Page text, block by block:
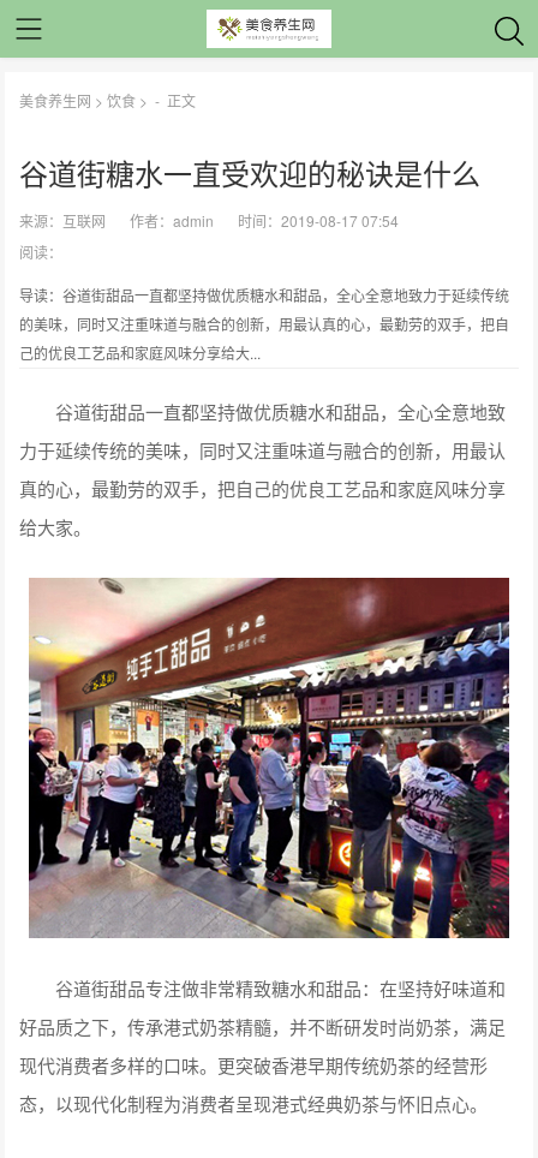
美食养生网 >饮食 > - 正文
谷道街糖水一直受欢迎的秘诀是什么
来源： 互联网 作者：admin
时间：2019-08-17 07:54
阅读：
导读：谷道街甜品一直都坚持做优质糖水和甜品，全心全意地致力于延续传统
的美味，同时又注重味道与融合的创新，用最认真的心，最勤劳的双手，把自
己的优良工艺品和家庭风味分享给大...
谷道街甜品一直都坚持做优质糖水和甜品，全心全意地致
力于延续传统的美味，同时又注重味道与融合的创新，用最认
真的心，最勤劳的双手，把自己的优良工艺品和家庭风味分享
给大家。
谷道街甜品专注做非常精致糖水和甜品：在坚持好味道和
好品质之下，传承港式奶茶精髓，并不断研发时尚奶茶，满足
现代消费者多样的口味。更突破香港早期传统奶茶的经营形
态，以现代化制程为消费者呈现港式经典奶茶与怀旧点心。